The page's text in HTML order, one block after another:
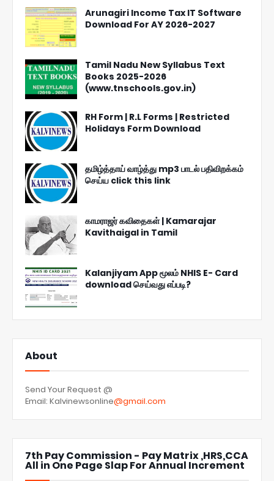
Arunagiri Income Tax IT Software
Download For AY 2026-2027
Tamil Nadu New Syllabus Text
Books 2025-2026
(www.tnschools.gov.in)
RH Form | R.L Forms | Restricted
Holidays Form Download
தமிழ்த்தாய் வாழ்த்து mp3 பாடல் பதிவிறக்கம்
செய்ய click this link
காமராஜர் கவிதைகள் | Kamarajar
Kavithaigal in Tamil
Kalanjiyam App மூலம் NHIS E- Card
download செய்வது எப்படி?
About
Send Your Request @
Email: Kalvinewsonline@gmail.com
7th Pay Commission - Pay Matrix ,HRS,CCA
All in One Page Slap For Annual Increment